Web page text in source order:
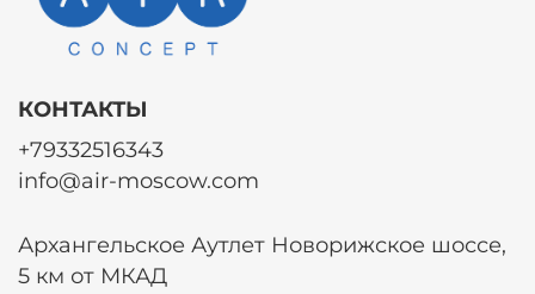
КОНТАКТЫ
+79332516343
info@air-moscow.com
Архангельское Аутлет Новорижское шоссе,
5 км от МКАД